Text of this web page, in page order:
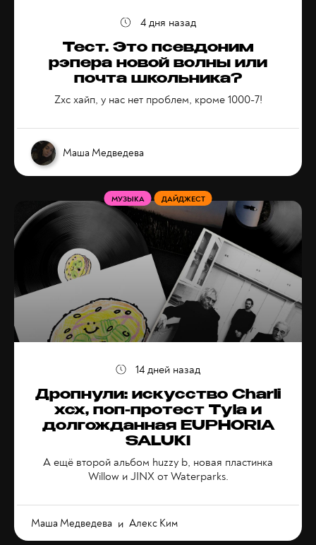
Тест. Это псевдоним
рэпера новой волны или
почта школьника?
Zxc хайп, у нас нет проблем, кроме 1000-7!
Маша Медведева
4 дня назад
Дропнули: искусство Charli
xcx, поп-протест Tyla и
долгожданная EUPHORIA​
SALUKI
А ещё второй альбом huzzy b, новая пластинка
Willow и JINX от Waterparks.
МУЗЫКА ДАЙДЖЕСТ
Маша Медведева и Алекс Ким
14 дней назад